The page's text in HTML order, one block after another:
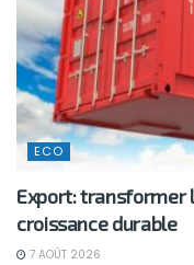
ECO
Export: transformer
croissance durable
7 AOÛT 2026